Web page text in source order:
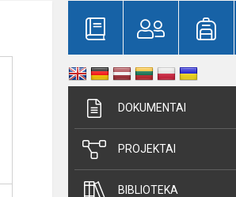
DOKUMENTAI
PROJEKTAI
BIBLIOTEKA